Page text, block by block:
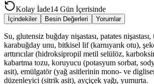
Kolay İade14 Gün İçerisinde
İçindekiler Besin Değerleri Yorumlar
Su, glutensiz buğday nişastası, patates nişastası,
karabuğday unu, bitkisel lif (karnıyarık otu),
arttırıcılar (hidroksipropil metil selülöz,
kabartma tozu, koruyucu (potasyum sorbat,
asit), emülgatör (yağ asitlerinin mono- ve
düzenleyici (sitrik asit), ayçiçek yağı, yumurta.